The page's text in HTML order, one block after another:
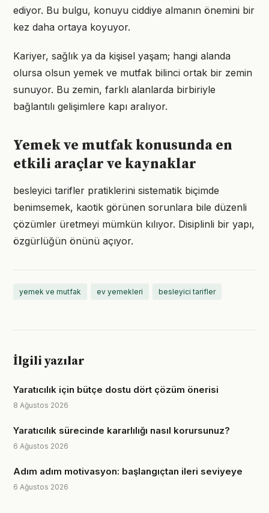
ediyor. Bu bulgu, konuyu ciddiye almanın önemini bir
kez daha ortaya koyuyor.
Kariyer, sağlık ya da kişisel yaşam; hangi alanda
olursa olsun yemek ve mutfak bilinci ortak bir zemin
sunuyor. Bu zemin, farklı alanlarda birbiriyle
bağlantılı gelişimlere kapı aralıyor.
Yemek ve mutfak konusunda en
etkili araçlar ve kaynaklar
besleyici tarifler pratiklerini sistematik biçimde
benimsemek, kaotik görünen sorunlara bile düzenli
çözümler üretmeyi mümkün kılıyor. Disiplinli bir yapı,
özgürlüğün önünü açıyor.
yemek ve mutfak ev yemekleri besleyici tarifler
İlgili yazılar
Yaratıcılık için bütçe dostu dört çözüm önerisi
8 Ağustos 2026
Yaratıcılık sürecinde kararlılığı nasıl korursunuz?
6 Ağustos 2026
Adım adım motivasyon: başlangıçtan ileri seviyeye
6 Ağustos 2026